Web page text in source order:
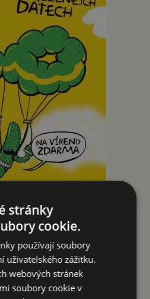
(Free)
stránky
cookie.
používají soubory
uživatelského zážitku.
webových stránek
soubory cookie v